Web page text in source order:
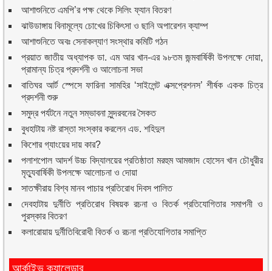
আশাশুনিতে এমপি’র পক্ষ থেকে সিলিং ফ্যান বিতরণ
ঝাউডাঙ্গায় বিনামূল্যে চোখের চিকিৎসা ও ছানি অপারেশন ক্যাম্প
আশাশুনিতে অবঃ সেনাকল্যাণ সংস্থার কমিটি গঠন
প্রয়াত জাতীয় অধ্যাপক ডা. এম আর খান-এর ৯৮তম জন্মবার্ষিকী উপলক্ষে দোয়া,
প্রামান্য চিত্র প্রদর্শনী ও আলোচনা সভা
বাতিঘর আর্ট স্পেসে ফারিনা সামহির ‘সাইলেন্ট এক্সপ্রেশনস’ শীর্ষক একক চিত্র
প্রদর্শনী শুরু
সমুদ্র পর্যটনে নতুন সম্ভাবনা সুন্দরবনের সৈকত
বুধহাটায় নষ্ট রাস্তা সংস্কার করলেন এড. শহিদুল
কিশোর গ্যাংয়ের দায় কার?
পলাশপোল আদর্শ উচ্চ বিদ্যালয়ের প্রতিষ্ঠাতা মরহুম আমজাদ হোসেন খান চৌধুরীর
মৃত্যুবার্ষিকী উপলক্ষে আলোচনা ও দোয়া
সাতক্ষীরায় বিশ্ব মানব পাচার প্রতিরোধ দিবস পালিত
দেবহাটায় দুর্নীতি প্রতিরোধ বিষয়ক রচনা ও বিতর্ক প্রতিযোগিতার সমাপনী ও
পুরস্কার বিতরণ
কলারোয়ায় দুর্নীতিবিরোধী বিতর্ক ও রচনা প্রতিযোগিতার সমাপ্তি
আর্কাইভ ক্যালেন্ডার